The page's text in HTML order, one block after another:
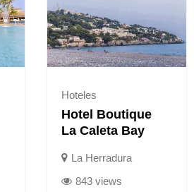
Hoteles
Hotel Boutique
La Caleta Bay
La Herradura
843 views